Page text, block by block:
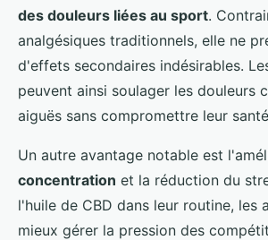
des douleurs liées au sport.
analgésiques traditionnels, elle ne
d'effets secondaires indésirables.
peuvent ainsi soulager les douleurs
aiguës sans compromettre leur
Un autre avantage notable est
concentration et la réduction du
l'huile de CBD dans leur routine, les
mieux gérer la pression des